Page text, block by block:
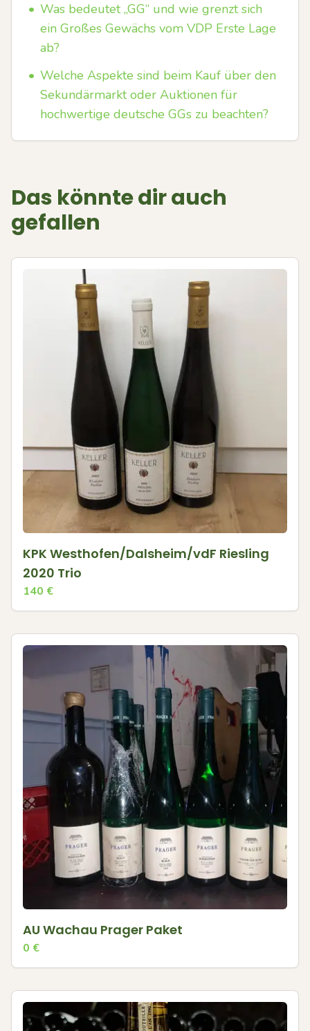
• Was bedeutet „GG“ und wie grenzt sich
ein Großes Gewächs vom VDP Erste Lage
ab?
• Welche Aspekte sind beim Kauf über den
Sekundärmarkt oder Auktionen für
hochwertige deutsche GGs zu beachten?
Das könnte dir auch
gefallen
KPK Westhofen/Dalsheim/vdF Riesling
2020 Trio
140 €
AU Wachau Prager Paket
0 €